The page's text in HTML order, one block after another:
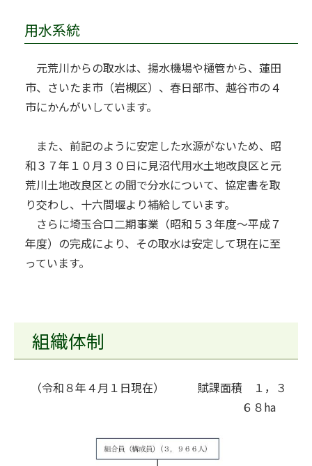
用水系統
元荒川からの取水は、揚水機場や樋管から、蓮田
市、さいたま市（岩槻区）、春日部市、越谷市の４
市にかんがいしています。
また、前記のように安定した水源がないため、昭
和３７年１０月３０日に見沼代用水土地改良区と元
荒川土地改良区との間で分水について、協定書を取
り交わし、十六間堰より補給しています。
さらに埼玉合口二期事業（昭和５３年度～平成７
年度）の完成により、その取水は安定して現在に至
っています。
組織体制
（令和８年４月１日現在） 賦課面積 １，３
６８ha